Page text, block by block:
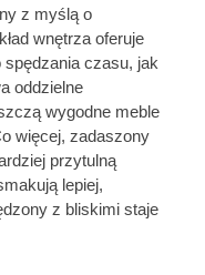
z myślą o
wnętrza oferuje
czasu, jak
oddzielne
wygodne meble
więcej, zadaszony
przytulną
lepiej,
z bliskimi staje